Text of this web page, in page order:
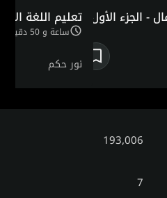
- الجزء الأول تعليم اللغة
ساعة و 50 دقيقة
نور حكم
193,006
7